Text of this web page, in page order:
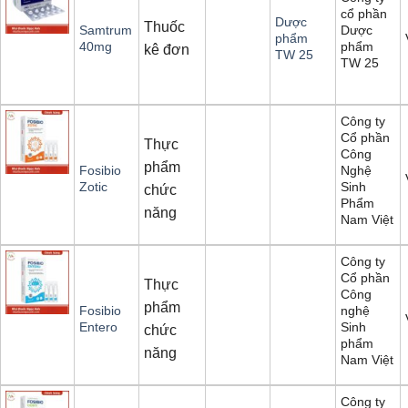
Samtrum
40mg
Thuốc
kê đơn
Dược
phẩm
TW 25
cổ phần
Dược
phẩm
TW 25
Fosibio
Zotic
Thực
phẩm
chức
năng
Công ty
Cổ phần
Công
Nghệ
Sinh
Phẩm
Nam Việt
Fosibio
Entero
Thực
phẩm
chức
năng
Công ty
Cổ phần
Công
nghệ
Sinh
phẩm
Nam Việt
Công ty